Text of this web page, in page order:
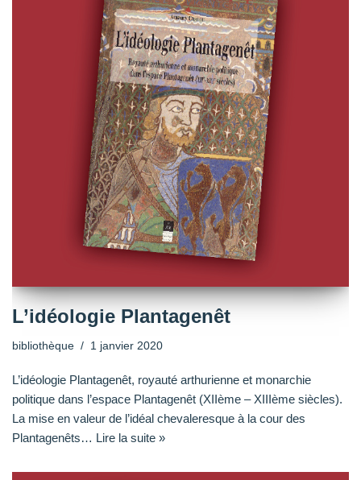
L’idéologie Plantagenêt
bibliothèque 1 janvier 2020
L’idéologie Plantagenêt, royauté arthurienne et monarchie
politique dans l’espace Plantagenêt (XIIème – XIIIème siècles).
La mise en valeur de l’idéal chevaleresque à la cour des
Plantagenêts… Lire la suite »